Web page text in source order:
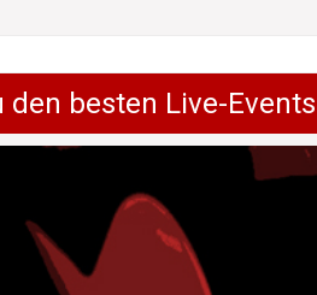
den besten Live-Events